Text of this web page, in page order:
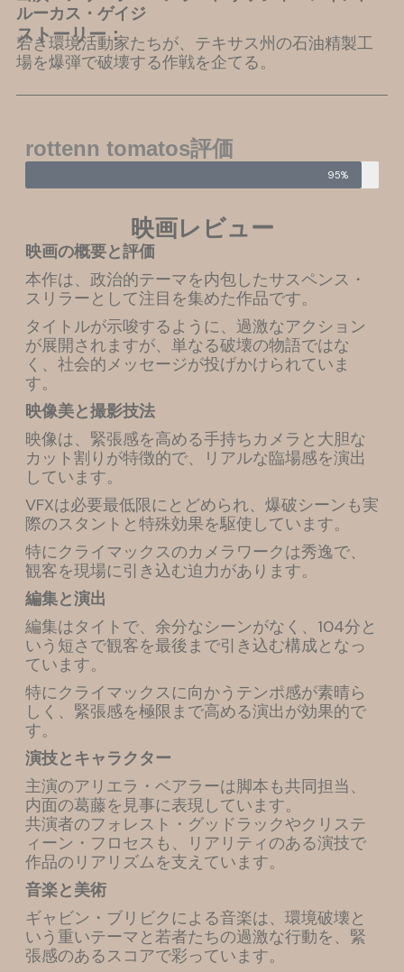
ルーカス・ゲイジ
ストーリー：
若き環境活動家たちが、テキサス州の石油精製工
場を爆弾で破壊する作戦を企てる。
rottenn tomatos評価
95%
映画レビュー
映画の概要と評価
本作は、政治的テーマを内包したサスペンス・
スリラーとして注目を集めた作品です。
タイトルが示唆するように、過激なアクション
が展開されますが、単なる破壊の物語ではな
く、社会的メッセージが投げかけられていま
す。
映像美と撮影技法
映像は、緊張感を高める手持ちカメラと大胆な
カット割りが特徴的で、リアルな臨場感を演出
しています。
VFXは必要最低限にとどめられ、爆破シーンも実
際のスタントと特殊効果を駆使しています。
特にクライマックスのカメラワークは秀逸で、
観客を現場に引き込む迫力があります。
編集と演出
編集はタイトで、余分なシーンがなく、104分と
いう短さで観客を最後まで引き込む構成となっ
ています。
特にクライマックスに向かうテンポ感が素晴ら
しく、緊張感を極限まで高める演出が効果的で
す。
演技とキャラクター
主演のアリエラ・ベアラーは脚本も共同担当、
内面の葛藤を見事に表現しています。
共演者のフォレスト・グッドラックやクリステ
ィーン・フロセスも、リアリティのある演技で
作品のリアリズムを支えています。
音楽と美術
ギャビン・ブリビクによる音楽は、環境破壊と
いう重いテーマと若者たちの過激な行動を、緊
張感のあるスコアで彩っています。